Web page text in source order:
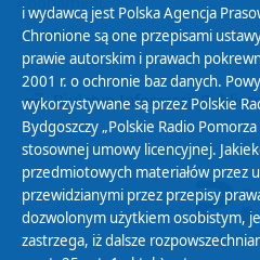
Zamówienia publiczne
Biuletyn Informacji
i wydawcą jest Polska Agencja
Chronione są one przepisami
prawie autorskim i prawach
2001 r. o ochronie baz danych.
wykorzystywane są przez Polskie
Bydgoszczy „Polskie Radio
stosownej umowy licencyjnej.
przedmiotowych materiałów przez
przewidzianymi przez przepisy
dozwolonym użytkiem osobistym,
zastrzega, iż dalsze